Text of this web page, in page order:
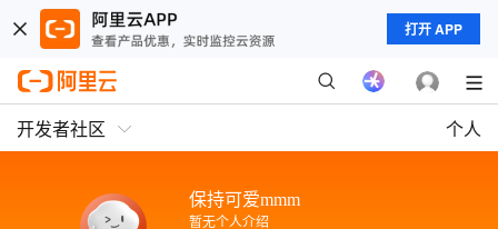
打开 APP
开发者社区 个人
保持可爱mmm
暂无个人介绍